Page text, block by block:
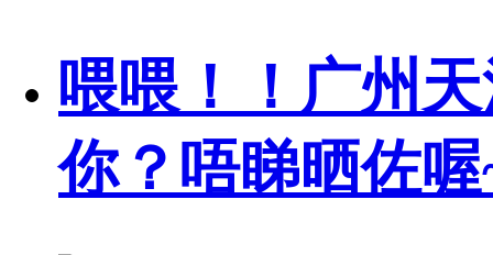
喂喂！！广州
你？唔睇晒佐喔